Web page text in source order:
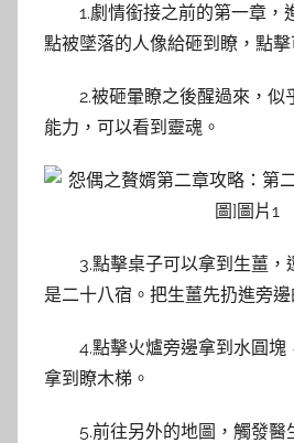
1.劇情銜接之前的第一章，
點被墜落的人像給砸到瞭，點擊
2.被砸暈瞭之後醒過來，似
能力，可以看到靈魂。
3.點擊桌子可以拿到生薑，
是二十八宿。把生薑先扔進旁邊
4.點擊火爐旁邊拿到水圓塊
拿到瞭木梯。
5.前往另外的地圖，觸發